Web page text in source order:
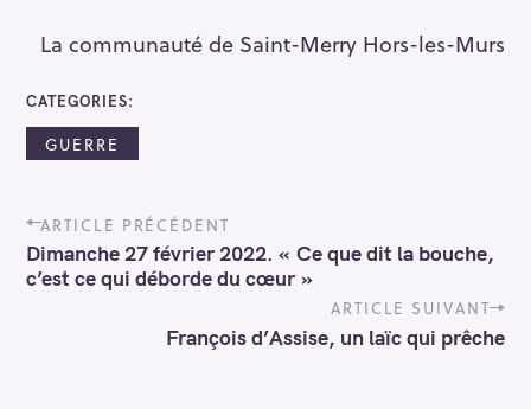
La communauté de Saint-Merry Hors-les-Murs
CATEGORIES
GUERRE
P
o
s
t
ARTICLE PRÉCÉDENT
Dimanche 27 février 2022. « Ce que dit la bouche,
c’est ce qui déborde du cœur »
ARTICLE SUIVANT
François d’Assise, un laïc qui prêche